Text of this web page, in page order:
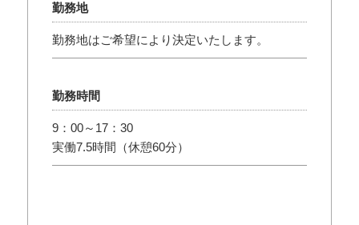
勤務地
勤務地はご希望により決定いたします。
勤務時間
9：00～17：30
実働7.5時間（休憩60分）